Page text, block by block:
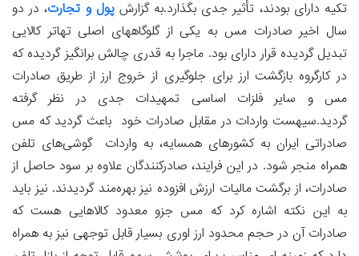
تکیه دارای بودند، تأثیر جدی بگذارد.به گزارشپول و تجارت، در دو
سال اخیر صادرات مس به یکی از گلوگاههای اصلی تهاتر کالایی
تبدیل گردیده قرار دارای بود. ماجرا به قدری چالش برانگیز گردیده که
در کارگروه بازگشت ارز برای جلوگیری از خروج ارز از طریق صادرات
مس و سایر فلزات اساسی تمهیدات جدی در نظر گرفته
گردید.سیهست واردات در مقابل صادرات خود باعث گردید که مس
صادراتی ایران به کشورهای همسایه، به واردات گوشی‌های تلفن
همراه منجر شود. در این فرایند، صادرکنندگان علاوه بر سود حاصل از
صادرات، از برگشت مالیات ارزش افزوده نیز بهره‌مند گردیدند. نیز باید
به این نکته اشاره کرد که مس جزو معدود کالاهایی هست که
صادرات آن در حجم محدود ارز اوری بسیار قابل توجهی نیز به همراه